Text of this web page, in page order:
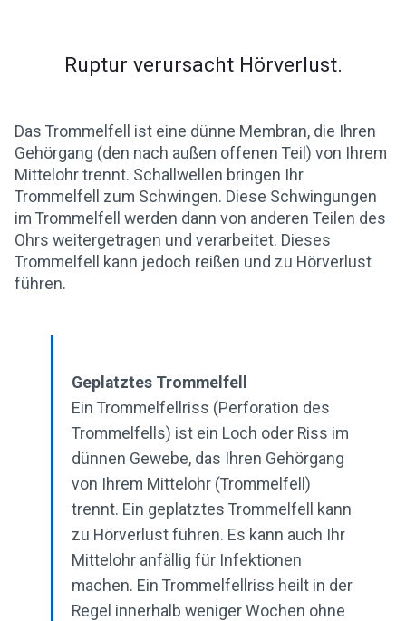
Ruptur verursacht Hörverlust.
Das Trommelfell ist eine dünne Membran, die Ihren
Gehörgang (den nach außen offenen Teil) von Ihrem
Mittelohr trennt. Schallwellen bringen Ihr
Trommelfell zum Schwingen. Diese Schwingungen
im Trommelfell werden dann von anderen Teilen des
Ohrs weitergetragen und verarbeitet. Dieses
Trommelfell kann jedoch reißen und zu Hörverlust
führen.
Geplatztes Trommelfell
Ein Trommelfellriss (Perforation des
Trommelfells) ist ein Loch oder Riss im
dünnen Gewebe, das Ihren Gehörgang
von Ihrem Mittelohr (Trommelfell)
trennt. Ein geplatztes Trommelfell kann
zu Hörverlust führen. Es kann auch Ihr
Mittelohr anfällig für Infektionen
machen. Ein Trommelfellriss heilt in der
Regel innerhalb weniger Wochen ohne